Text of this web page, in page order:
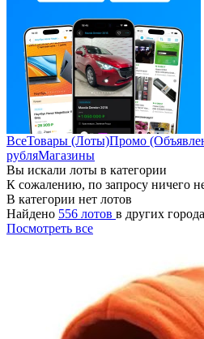
ВсеТовары (Лоты)Промо
рубляМагазины
Вы искали лоты в категории
К сожалению, по запросу ничего
В категории нет лотов
Найдено 556 лотов в других
Посмотреть все